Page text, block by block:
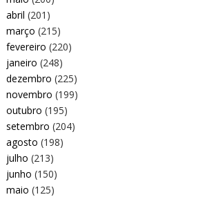
abril (201)
março (215)
fevereiro (220)
janeiro (248)
dezembro (225)
novembro (199)
outubro (195)
setembro (204)
agosto (198)
julho (213)
junho (150)
maio (125)